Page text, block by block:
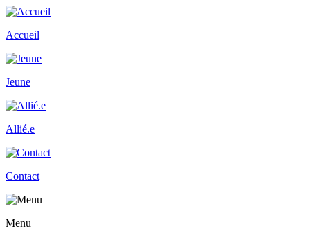
Accueil
Jeune
Allié.e
Contact
Menu